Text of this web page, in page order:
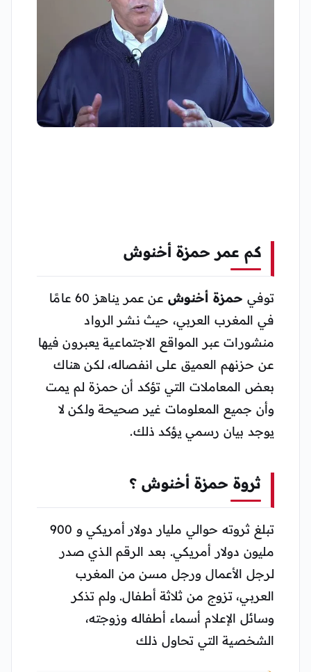
كم عمر حمزة أخنوش
توفي حمزة أخنوش
عن عمر يناهز 60 عامًا
في المغرب العربي، حيث نشر الرواد
منشورات عبر المواقع الاجتماعية يعبرون فيها
عن حزنهم العميق على انفصاله، لكن هناك
بعض المعاملات التي تؤكد أن حمزة لم يمت
وأن جميع المعلومات غير صحيحة ولكن لا
يوجد بيان رسمي يؤكد ذلك.
ثروة حمزة أخنوش ؟
تبلغ ثروته حوالي مليار دولار أمريكي و 900
مليون دولار أمريكي. بعد الرقم الذي صدر
لرجل الأعمال ورجل مسن من المغرب
العربي، تزوج من ثلاثة أطفال. ولم تذكر
وسائل الإعلام أسماء أطفاله وزوجته،
الشخصية التي تحاول ذلك